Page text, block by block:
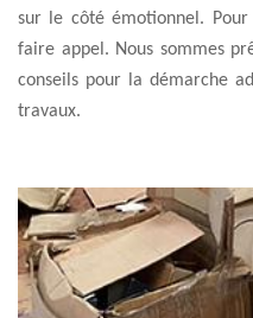
sur le côté émotionnel.
faire appel. Nous sommes
conseils pour la démarche
travaux.